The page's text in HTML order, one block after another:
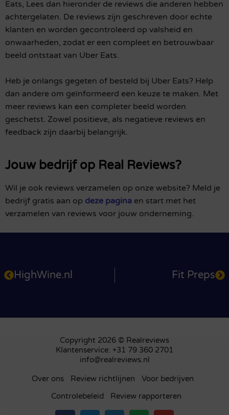
Eats, Lees dan hieronder de reviews die anderen hebben
achtergelaten. De reviews zijn geschreven door echte
klanten en worden gecontroleerd op valsheid en
onwaarheden, zodat er een compleet en betrouwbaar
beeld ontstaat van Uber Eats.
Heb je onlangs gegeten of besteld bij Uber Eats? Help
dan andere om geïnformeerd een keuze te maken. Met
meer reviews kan een completer beeld worden
geschetst. Zowel positieve, als negatieve reviews en
feedback zijn daarbij belangrijk.
Jouw bedrijf op Real Reviews?
Wil je ook reviews verzamelen op onze website? Meld je
bedrijf gratis aan op deze pagina en start met het
verzamelen van reviews voor jouw onderneming.
HighWine.nl Fit Preps
Copyright 2026 © Realreviews
Klantenservice: +31 79 360 2701
info@realreviews.nl
Over ons Review richtlijnen
Voor bedrijven
Controlebeleid
Review rapporteren